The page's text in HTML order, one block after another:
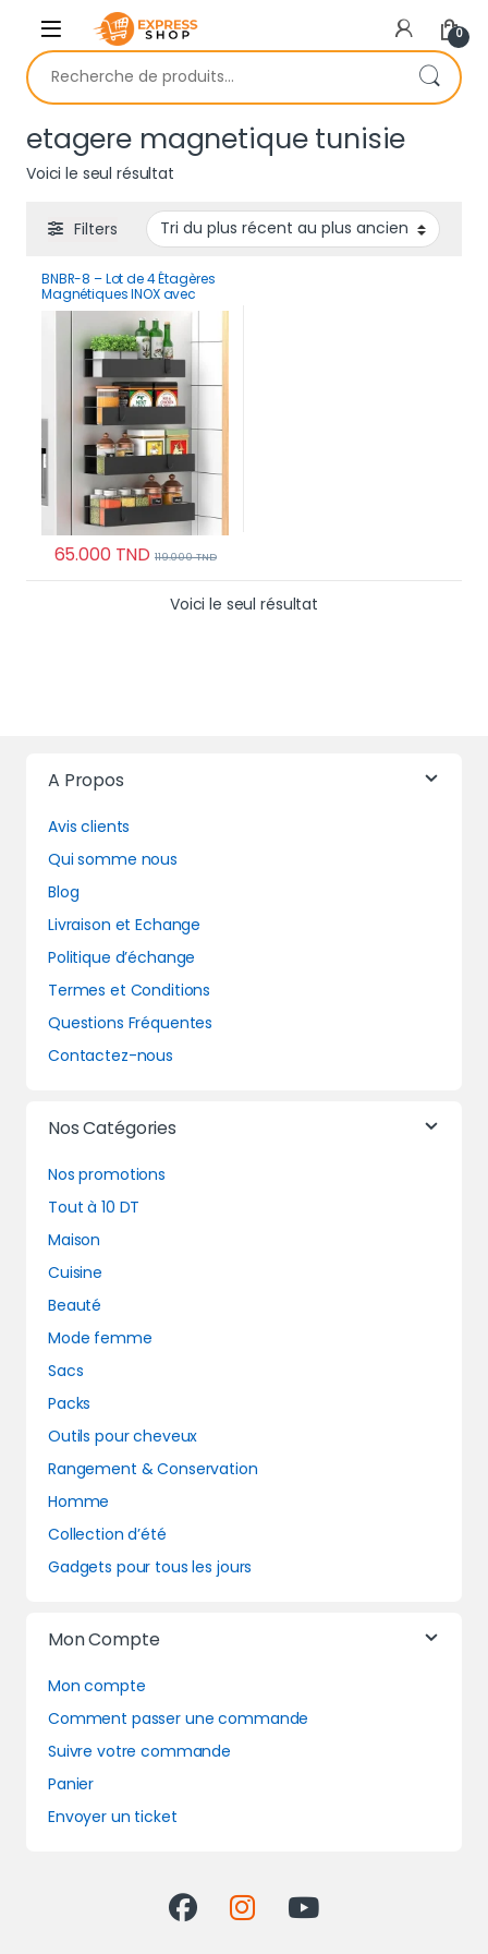
Skip to navigation
Skip to content
0
Recherche pour :
etagere magnetique tunisie
Voici le seul résultat
Filters
BNBR-8 – Lot de 4 Étagères
Magnétiques INOX avec
Crochets Rangement
Pratique Cuisine Salle de
Bain Réfrigérateur
65.000TND 119.000TND
Voici le seul résultat
A Propos
Avis clients
Qui somme nous
Blog
Livraison et Echange
Politique d’échange
Termes et Conditions
Questions Fréquentes
Contactez-nous
Nos Catégories
Nos promotions
Tout à 10 DT
Maison
Cuisine
Beauté
Mode femme
Sacs
Packs
Outils pour cheveux
Rangement & Conservation
Homme
Collection d’été
Gadgets pour tous les jours
Mon Compte
Mon compte
Comment passer une commande
Suivre votre commande
Panier
Envoyer un ticket